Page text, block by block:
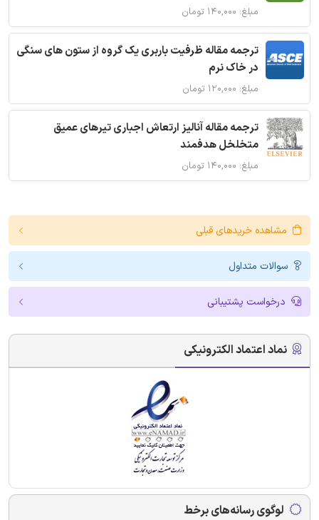
مبلغ: ۱۴۰,۰۰۰ تومان
ترجمه مقاله ظرفیت باربری یک گروه از ستون های سنگی
در خاک نرم
مبلغ: ۱۲۰,۰۰۰ تومان
ترجمه مقاله آنالیز ارتعاش اجباری تیرهای عمیق
متخلخل هدفمند
مبلغ: ۱۴۰,۰۰۰ تومان
مشاهده خریدهای قبلی
سوالات متداول
درخواست پشتیبانی
نماد اعتماد الکترونیکی
لوگوی رسانه‌های برخط